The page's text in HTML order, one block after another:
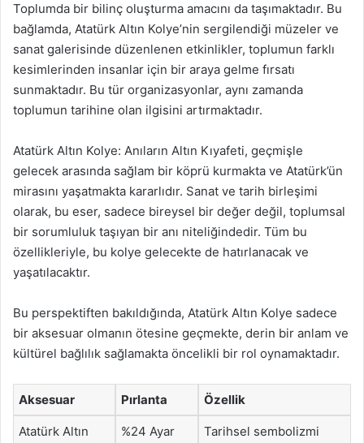
Toplumda bir bilinç oluşturma amacını da taşımaktadır. Bu
bağlamda, Atatürk Altın Kolye’nin sergilendiği müzeler ve
sanat galerisinde düzenlenen etkinlikler, toplumun farklı
kesimlerinden insanlar için bir araya gelme fırsatı
sunmaktadır. Bu tür organizasyonlar, aynı zamanda
toplumun tarihine olan ilgisini artırmaktadır.
Atatürk Altın Kolye: Anıların Altın Kıyafeti, geçmişle
gelecek arasında sağlam bir köprü kurmakta ve Atatürk’ün
mirasını yaşatmakta kararlıdır. Sanat ve tarih birleşimi
olarak, bu eser, sadece bireysel bir değer değil, toplumsal
bir sorumluluk taşıyan bir anı niteliğindedir. Tüm bu
özellikleriyle, bu kolye gelecekte de hatırlanacak ve
yaşatılacaktır.
Bu perspektiften bakıldığında, Atatürk Altın Kolye sadece
bir aksesuar olmanın ötesine geçmekte, derin bir anlam ve
kültürel bağlılık sağlamakta öncelikli bir rol oynamaktadır.
Aksesuar Pırlanta Özellik
Atatürk Altın
%24 Ayar
Tarihsel sembolizmi